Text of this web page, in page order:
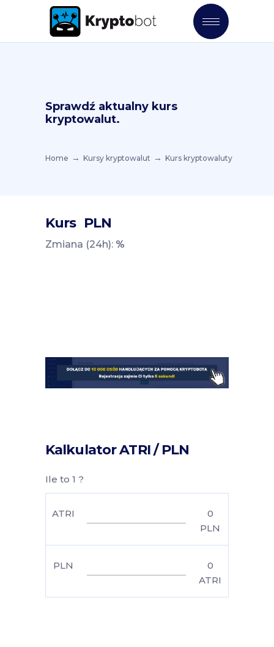
Sprawdź aktualny kurs
kryptowalut.
Home Kursy kryptowalut Kurs kryptowaluty
Kurs PLN
Zmiana (24h): %
Kalkulator ATRI / PLN
Ile to 1 ?
ATRI
0
PLN
PLN
0
ATRI